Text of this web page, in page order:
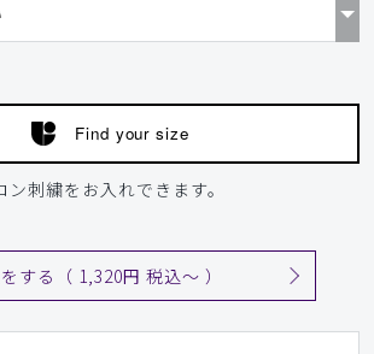
Find your size
刺繍をお入れできます。
する（ 1,320円 税込〜 ）